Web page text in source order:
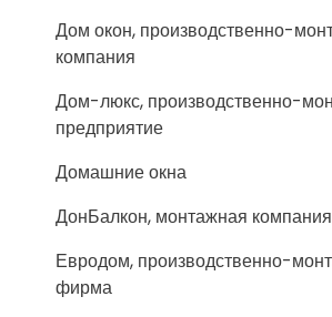
Дом окон, производственно-
компания
Дом-люкс, производственно-
предприятие
Домашние окна
ДонБалкон, монтажная компания
Евродом, производственно-
фирма